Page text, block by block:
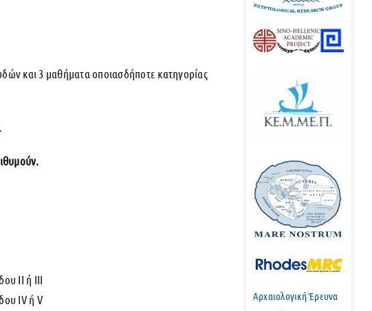
και 3 μαθήματα οποιασδήποτε κατηγορίας
IΙ ή ΙII
ΙV ή V
Αρχαιολογική Έρευνα